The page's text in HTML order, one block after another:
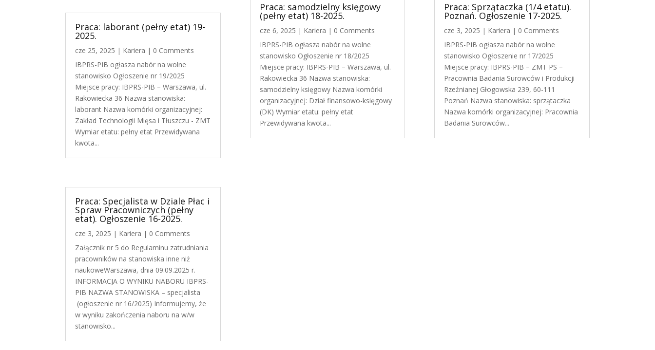
Praca: laborant (pełny etat) 19-
2025.
cze 25, 2025 | Kariera | 0 Comments
IBPRS-PIB ogłasza nabór na wolne
stanowisko Ogłoszenie nr 19/2025
Miejsce pracy: IBPRS-PIB – Warszawa, ul.
Rakowiecka 36 Nazwa stanowiska:
laborant Nazwa komórki organizacyjnej:
Zakład Technologii Mięsa i Tłuszczu - ZMT
Wymiar etatu: pełny etat Przewidywana
kwota...
Praca: Specjalista w Dziale Płac i
Spraw Pracowniczych (pełny
etat). Ogłoszenie 16-2025.
cze 3, 2025 | Kariera | 0 Comments
Załącznik nr 5 do Regulaminu zatrudniania
pracowników na stanowiska inne niż
naukoweWarszawa, dnia 09.09.2025 r.
INFORMACJA O WYNIKU NABORU IBPRS-
PIB NAZWA STANOWISKA – specjalista
(ogłoszenie nr 16/2025) Informujemy, że
w wyniku zakończenia naboru na w/w
stanowisko...
Praca: samodzielny księgowy
(pełny etat) 18-2025.
cze 6, 2025 | Kariera | 0 Comments
IBPRS-PIB ogłasza nabór na wolne
stanowisko Ogłoszenie nr 18/2025
Miejsce pracy: IBPRS-PIB – Warszawa, ul.
Rakowiecka 36 Nazwa stanowiska:
samodzielny księgowy Nazwa komórki
organizacyjnej: Dział finansowo-księgowy
(DK) Wymiar etatu: pełny etat
Przewidywana kwota...
Praca: Sprzątaczka (1/4 etatu).
Poznań. Ogłoszenie 17-2025.
cze 3, 2025 | Kariera | 0 Comments
IBPRS-PIB ogłasza nabór na wolne
stanowisko Ogłoszenie nr 17/2025
Miejsce pracy: IBPRS-PIB – ZMT PS –
Pracownia Badania Surowców i Produkcji
Rzeźnianej Głogowska 239, 60-111
Poznań Nazwa stanowiska: sprzątaczka
Nazwa komórki organizacyjnej: Pracownia
Badania Surowców...